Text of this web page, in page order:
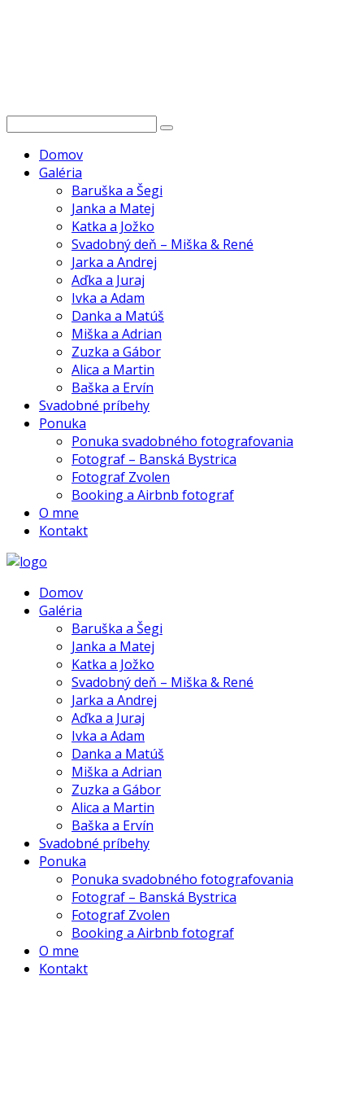
Domov
Galéria
Baruška a Šegi
Janka a Matej
Katka a Jožko
Svadobný deň – Miška & René
Jarka a Andrej
Aďka a Juraj
Ivka a Adam
Danka a Matúš
Miška a Adrian
Zuzka a Gábor
Alica a Martin
Baška a Ervín
Svadobné príbehy
Ponuka
Ponuka svadobného fotografovania
Fotograf – Banská Bystrica
Fotograf Zvolen
Booking a Airbnb fotograf
O mne
Kontakt
Domov
Galéria
Baruška a Šegi
Janka a Matej
Katka a Jožko
Svadobný deň – Miška & René
Jarka a Andrej
Aďka a Juraj
Ivka a Adam
Danka a Matúš
Miška a Adrian
Zuzka a Gábor
Alica a Martin
Baška a Ervín
Svadobné príbehy
Ponuka
Ponuka svadobného fotografovania
Fotograf – Banská Bystrica
Fotograf Zvolen
Booking a Airbnb fotograf
O mne
Kontakt